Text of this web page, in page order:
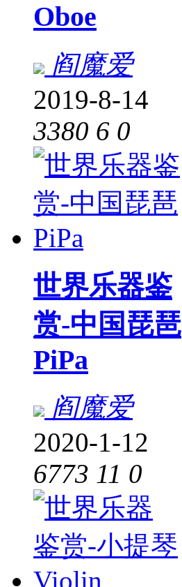
Oboe
阎魔爱
2019-8-14
3380 6 0
世界乐器鉴
赏-中国琵琶
PiPa
阎魔爱
2020-1-12
6773 11 0